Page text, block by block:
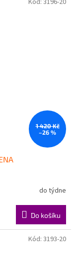
1 420 Kč
–26 %
do týdne
Do košíku
Kód: 3193-20